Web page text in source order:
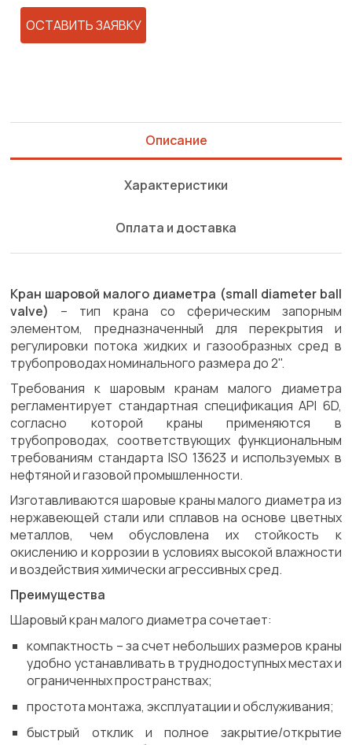
ОСТАВИТЬ ЗАЯВКУ
Описание
Характеристики
Оплата и доставка
Кран шаровой малого диаметра (small diameter ball
valve)
– тип крана со сферическим запорным
элементом, предназначенный для перекрытия и
регулировки потока жидких и газообразных сред в
трубопроводах номинального размера до 2".
Требования к шаровым кранам малого диаметра
регламентирует стандартная спецификация API 6D,
согласно которой краны применяются в
трубопроводах, соответствующих функциональным
требованиям стандарта ISO 13623 и используемых в
нефтяной и газовой промышленности.
Изготавливаются шаровые краны малого диаметра из
нержавеющей стали или сплавов на основе цветных
металлов, чем обусловлена их стойкость к
окислению и коррозии в условиях высокой влажности
и воздействия химически агрессивных сред.
Преимущества
Шаровый кран малого диаметра сочетает:
компактность – за счет небольших размеров краны
удобно устанавливать в труднодоступных местах и
ограниченных пространствах;
простота монтажа, эксплуатации и обслуживания;
быстрый отклик и полное закрытие/открытие